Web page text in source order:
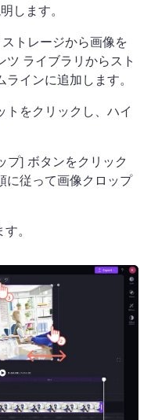
します。
トレージから画像を
ライブラリからスト
インに追加します。
トをクリックし、ハイ
プ] ボタンをクリック
に従って画像クロップ
。